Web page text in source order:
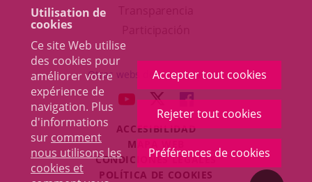
Utilisation de
cookies
Ce site Web utilise
des cookies pour
améliorer votre
expérience de
navigation. Plus
d'informations
sur comment
nous utilisons les
cookies et
Accepter tout cookies
Rejeter tout cookies
Préférences de cookies
una
ventana
nueva.
externa.
Otras webs del ayuntamiento
ENLACE
UNA
APLICACIÓN
EXTERNA.
ENLACE
A
UNA
APLICACIÓN
EXTERNA.
ENLACE
A
UNA
APLICACIÓN
EXTERNA.
ACCESIBILIDAD
MAPA WEB
CONDICIONES LEGALES
POLÍTICA DE COOKIES